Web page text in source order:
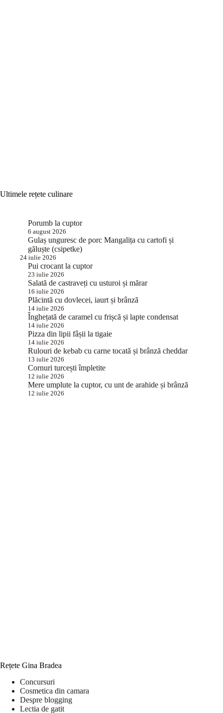
Ultimele rețete culinare
Porumb la cuptor
6 august 2026
Gulaș unguresc de porc Mangalița cu cartofi și
găluște (csipetke)
24 iulie 2026
Pui crocant la cuptor
23 iulie 2026
Salată de castraveți cu usturoi și mărar
16 iulie 2026
Plăcintă cu dovlecei, iaurt și brânză
14 iulie 2026
Înghețată de caramel cu frișcă și lapte condensat
14 iulie 2026
Pizza din lipii fâșii la tigaie
14 iulie 2026
Rulouri de kebab cu carne tocată și brânză cheddar
13 iulie 2026
Cornuri turcești împletite
12 iulie 2026
Mere umplute la cuptor, cu unt de arahide și brânză
12 iulie 2026
Rețete Gina Bradea
Concursuri
Cosmetica din camara
Despre blogging
Lectia de gatit